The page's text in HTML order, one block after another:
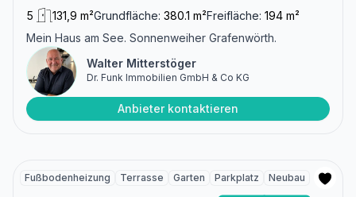
5 131,9 m²Grundfläche: 380.1 m²Freifläche: 194 m²
Mein Haus am See. Sonnenweiher Grafenwörth.
Walter Mitterstöger
Dr. Funk Immobilien GmbH & Co KG
Anbieter kontaktieren
Fußbodenheizung Terrasse Garten Parkplatz Neubau